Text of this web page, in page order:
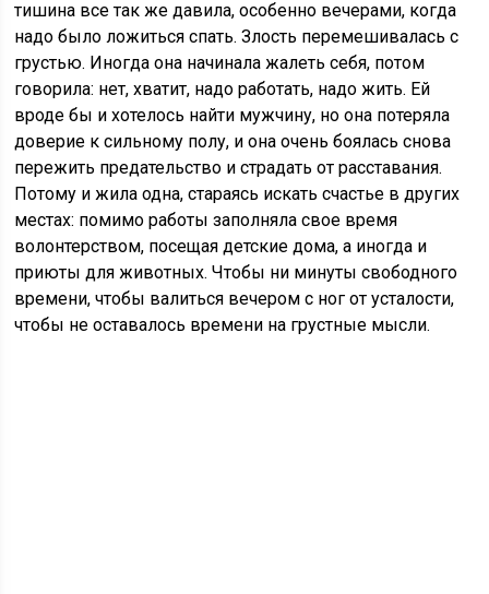
тишина все так же давила, особенно вечерами, когда
надо было ложиться спать. Злость перемешивалась с
грустью. Иногда она начинала жалеть себя, потом
говорила: нет, хватит, надо работать, надо жить. Ей
вроде бы и хотелось найти мужчину, но она потеряла
доверие к сильному полу, и она очень боялась снова
пережить предательство и страдать от расставания.
Потому и жила одна, стараясь искать счастье в других
местах: помимо работы заполняла свое время
волонтерством, посещая детские дома, а иногда и
приюты для животных. Чтобы ни минуты свободного
времени, чтобы валиться вечером с ног от усталости,
чтобы не оставалось времени на грустные мысли.